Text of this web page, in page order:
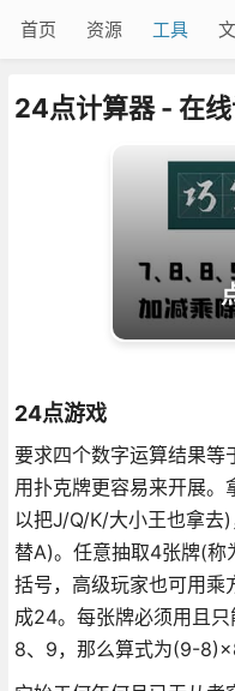
首页 资源 工具
24点计算器 - 在
24点游戏
要求四个数字运算结果等
用扑克牌更容易来开展
以把J/Q/K/大小王也拿去
替A)。任意抽取4张牌(称
括号，高级玩家也可用乘
成24。每张牌必须用且只
8、9，那么算式为(9-